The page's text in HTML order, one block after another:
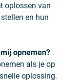
oplossen van
en hun
opnemen?
als je op
oplossing.